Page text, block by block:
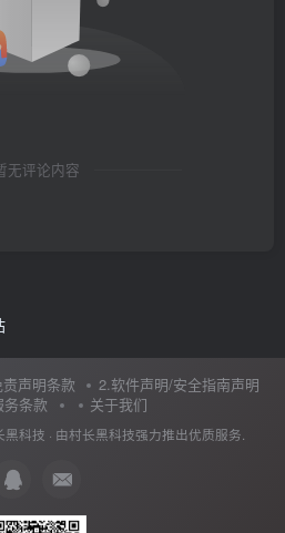
无评论内容
声明条款
2.软件声明/安全指南声明
务条款 关于我们
黑科技 · 由村长黑科技强力推出优质服务.